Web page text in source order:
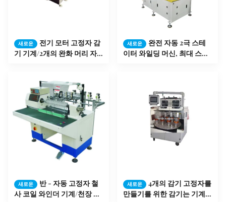
새로운
전기 모터 고정자 감
기 기계/2개의 완화 머리 자
새로운
완전 자동 2극 스테
이터 와일딩 머신, 최대 스택
새로운
반 - 자동 고정자 철
사 코일 와인더 기계/천장 선
새로운
4개의 감기 고정자를
만들기를 위한 감기는 기계